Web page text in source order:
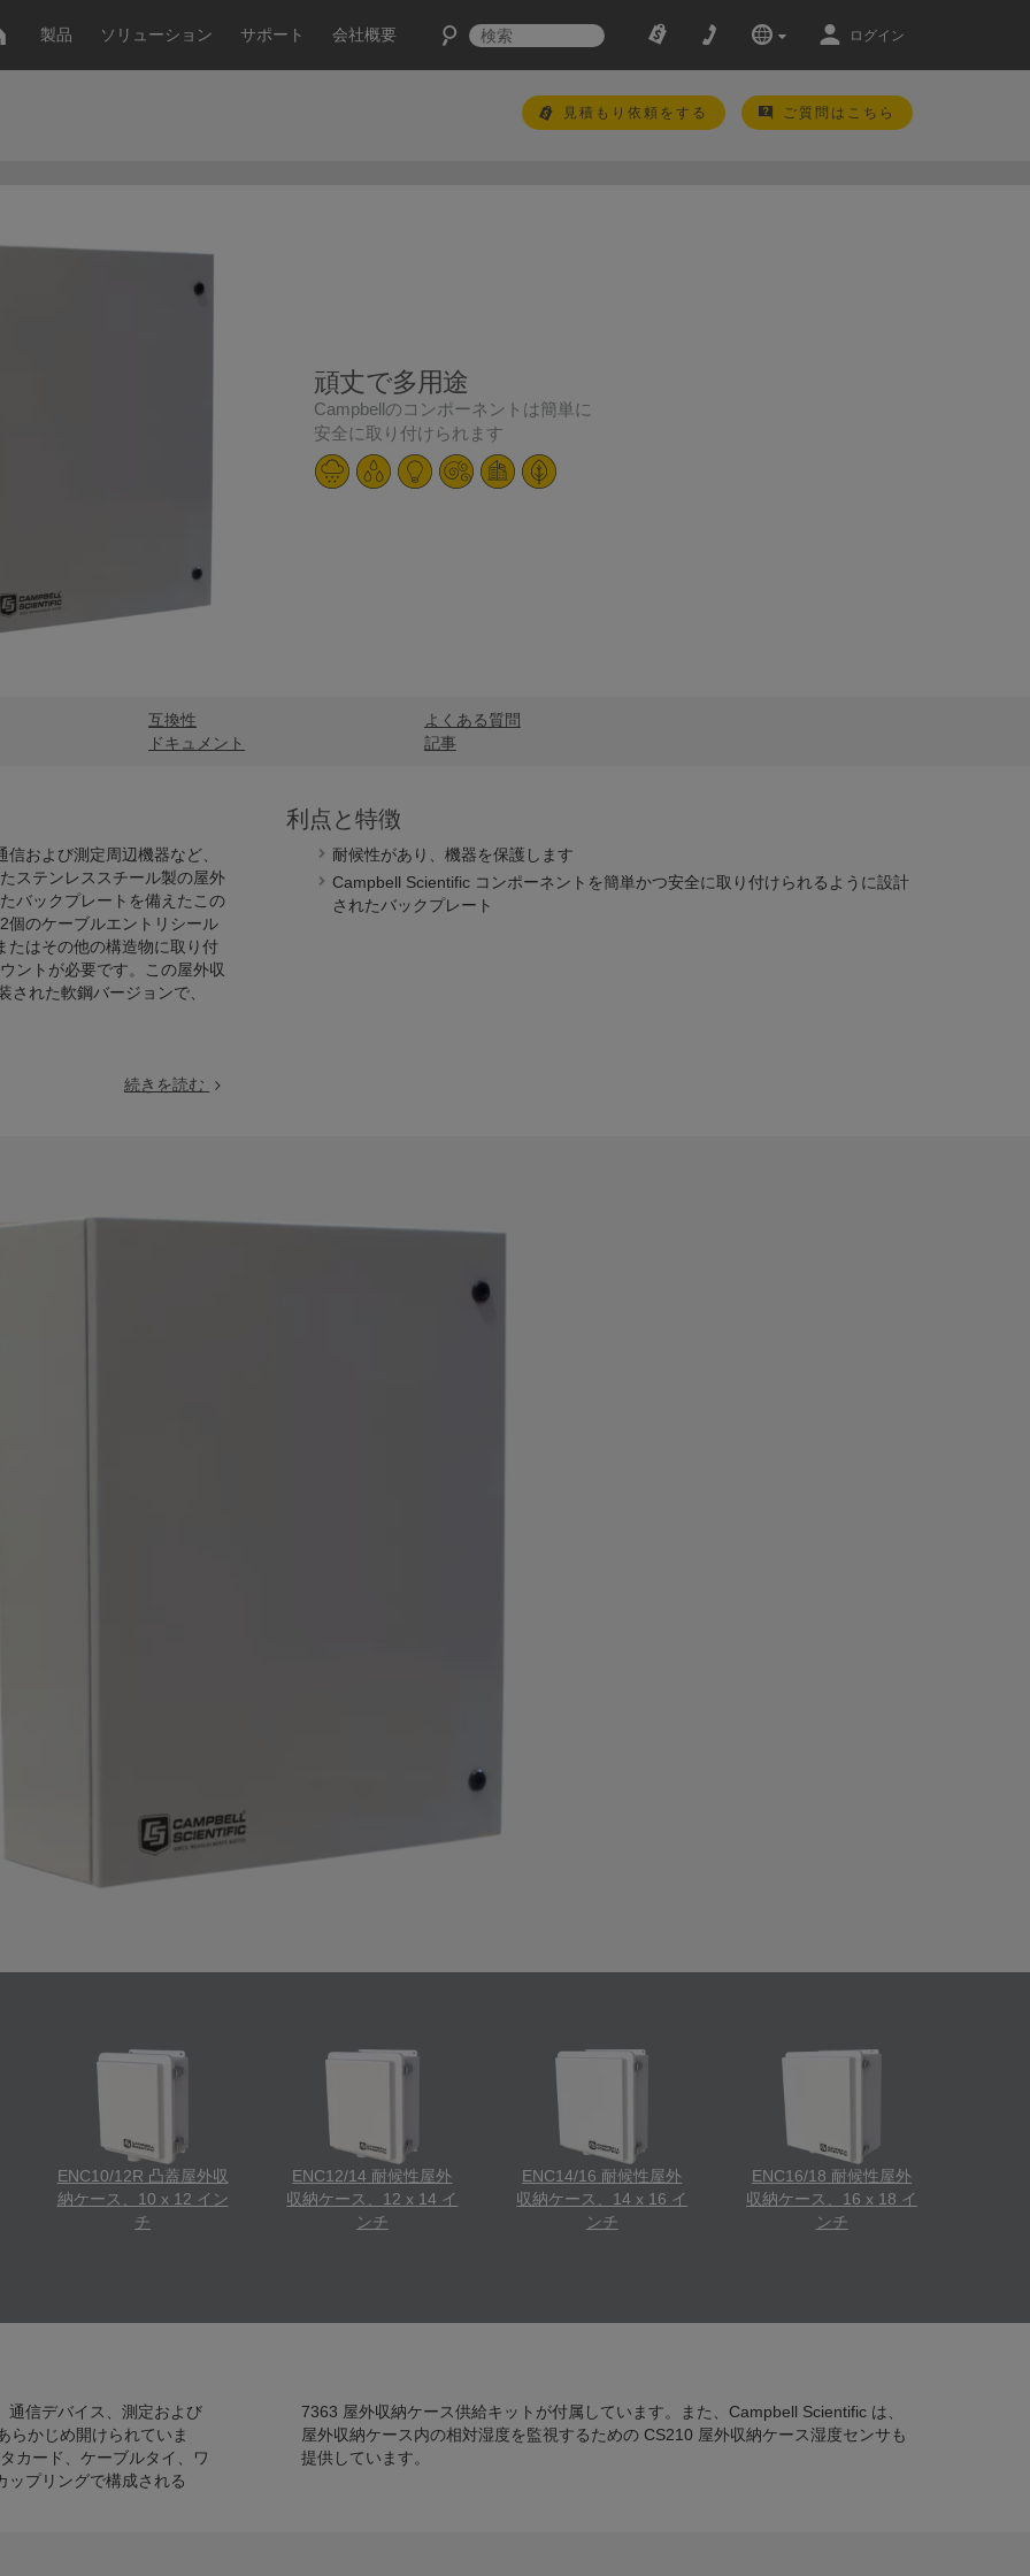
製品 ソリューション サポート 会社概要 ログイン
見積もり依頼をする ご質問はこちら
頑丈で多用途
Campbellのコンポーネントは簡単に
安全に取り付けられます
互換性
ドキュメント
よくある質問
記事
および測定周辺機器など、
ステンレススチール製の屋外
バックプレートを備えたこの
個のケーブルエントリシール
たはその他の構造物に取り付
ントが必要です。この屋外収
れた軟鋼バージョンで、
続きを読む
利点と特徴
耐候性があり、機器を保護します
Campbell Scientific コンポーネントを簡単かつ安全に取り付けられるように設計
されたバックプレート
ENC10/12R 凸蓋屋外収
納ケース、10 x 12 イン
チ
ENC12/14 耐候性屋外
収納ケース、12 x 14 イ
ンチ
ENC14/16 耐候性屋外
収納ケース、14 x 16 イ
ンチ
ENC16/18 耐候性屋外
収納ケース、16 x 18 イ
ンチ
通信デバイス、測定および
らかじめ開けられていま
カード、ケーブルタイ、ワ
ップリングで構成される
、Campbell Scientific は、
収納ケース湿度センサも
提供しています。